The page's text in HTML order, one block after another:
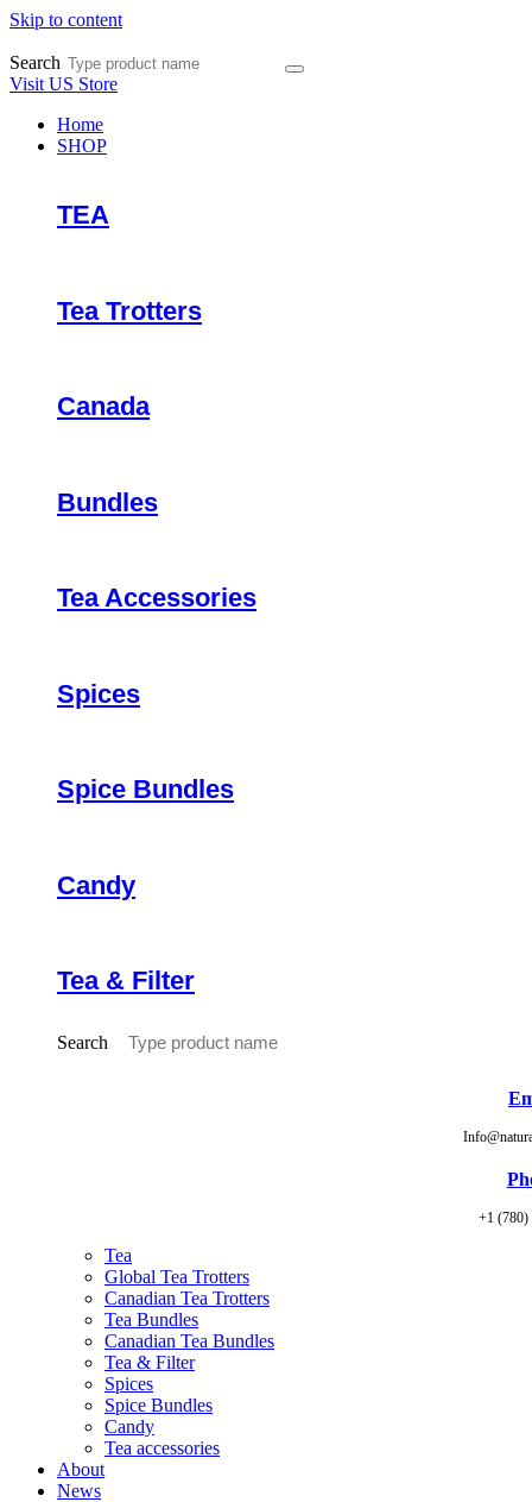
Skip to content
Search
Visit US Store
Home
SHOP
TEA
Tea Trotters
Canada
Bundles
Tea Accessories
Spices
Spice Bundles
Candy
Tea & Filter
Search
+1 (780)
Tea
Global Tea Trotters
Canadian Tea Trotters
Tea Bundles
Canadian Tea Bundles
Tea & Filter
Spices
Spice Bundles
Candy
Tea accessories
About
News